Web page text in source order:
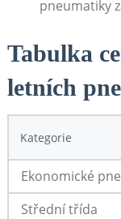
pneumatiky
Tabulka
letních⁢
Kategorie
Ekonomické
Střední třída